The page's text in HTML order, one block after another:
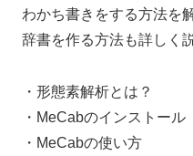
わかち書きをする方法を
辞書を作る方法も詳しく
・形態素解析とは？
・MeCabのインストール
・MeCabの使い方